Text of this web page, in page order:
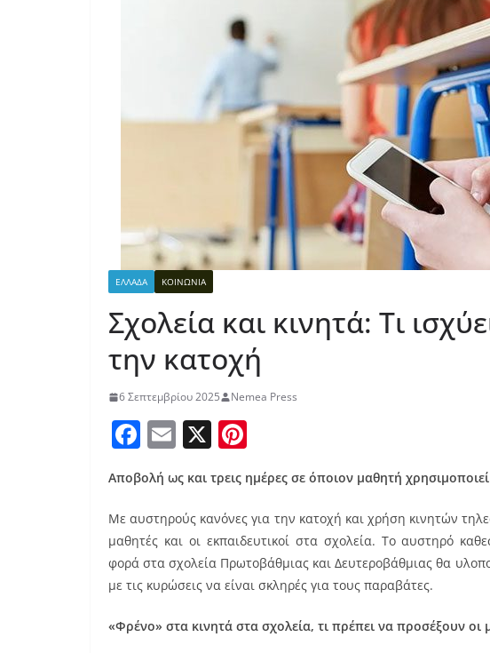
ΕΛΛΑΔΑ ΚΟΙΝΩΝΙΑ
Σχολεία και κινητά: Τι
την κατοχή
6 Σεπτεμβρίου 2025 Nemea Press
F
a
c
e
b
o
o
k
E
ai
l
X
nt
er
e
st
Αποβολή ως και τρεις ημέρες σε όποιον μαθητή
Με αυστηρούς κανόνες για την κατοχή και χρήση κινητών
μαθητές και οι εκπαιδευτικοί στα σχολεία. Το αυστηρό
φορά στα σχολεία Πρωτοβάθμιας και Δευτεροβάθμιας θα
με τις κυρώσεις να είναι σκληρές για τους παραβάτες.
«Φρένο» στα κινητά στα σχολεία, τι πρέπει να προσέξουν οι